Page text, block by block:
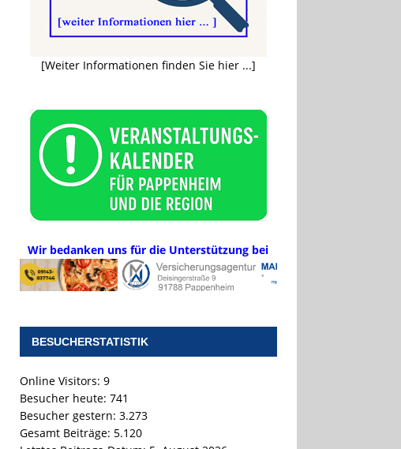
[Weiter Informationen finden Sie hier ...]
Wir bedanken uns für die Unterstützung bei
BESUCHERSTATISTIK
Online Visitors: 9
Besucher heute: 741
Besucher gestern: 3.273
Gesamt Beiträge: 5.120